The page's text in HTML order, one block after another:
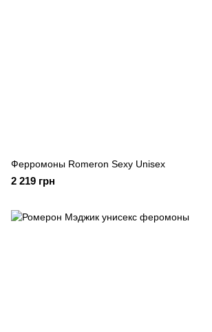
Ферромоны Romeron Sexy Unisex
2 219 грн